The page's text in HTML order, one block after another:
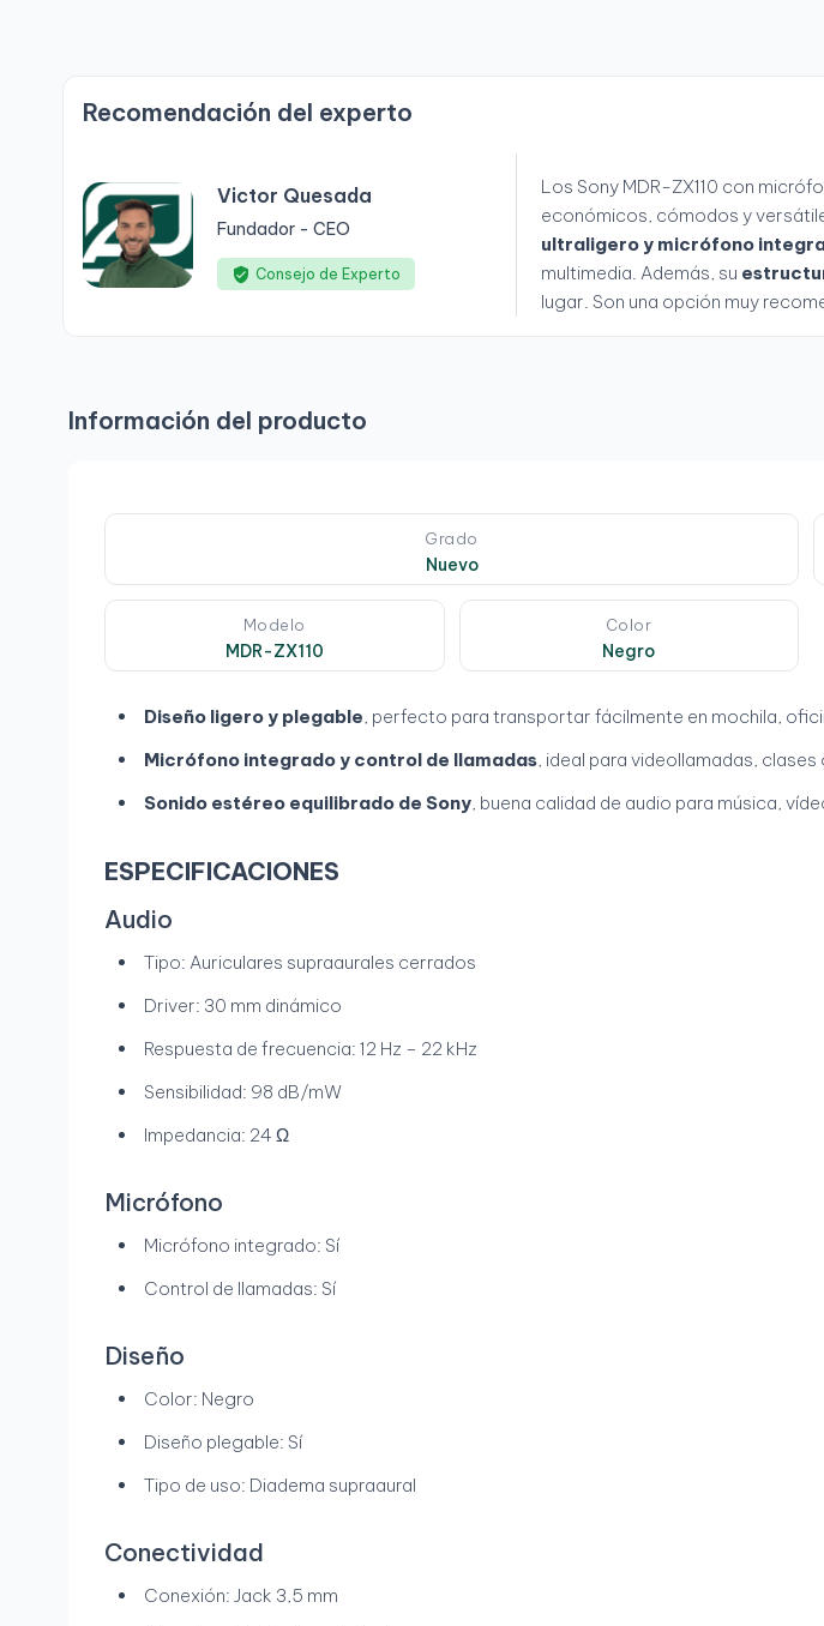
Recomendación del experto
Victor Quesada
Fundador - CEO
Consejo de Experto
Los Sony MDR-ZX110 con
económicos, cómodos y
ultraligero y micrófono
multimedia. Además, su
lugar. Son una opción muy
Información del producto
Grado
Nuevo
Modelo
MDR-ZX110
Color
Negro
Diseño ligero y plegable, perfecto para transportar fácilmente en mochila,
Micrófono integrado y control de llamadas, ideal para videollamadas,
Sonido estéreo equilibrado de Sony, buena calidad de audio para música,
ESPECIFICACIONES
Audio
Tipo: Auriculares supraaurales cerrados
Driver: 30 mm dinámico
Respuesta de frecuencia: 12 Hz – 22 kHz
Sensibilidad: 98 dB/mW
Impedancia: 24 Ω
Micrófono
Micrófono integrado: Sí
Control de llamadas: Sí
Diseño
Color: Negro
Diseño plegable: Sí
Tipo de uso: Diadema supraaural
Conectividad
Conexión: Jack 3,5 mm